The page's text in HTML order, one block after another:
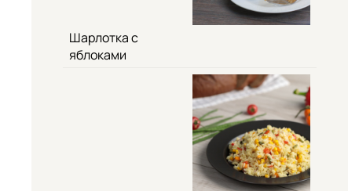
Шарлотка с
яблоками